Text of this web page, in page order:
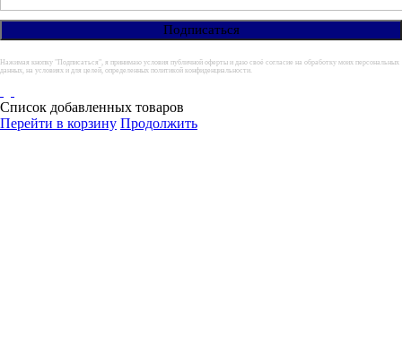
Нажимая кнопку "Подписаться", я принимаю условия публичной оферты и даю своё согласие на обработку моих персональных
данных, на условиях и для целей, определенных политикой конфиденциальности.
Список добавленных товаров
Перейти в корзину Продолжить